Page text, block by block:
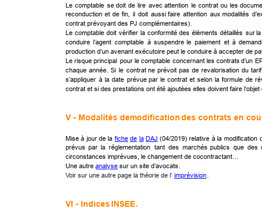
Le comptable se doit de lire avec attention le contrat ou les
reconduction et de fin, il doit aussi faire attention aux modalités
contrat prévoyant des PJ complémentaires).
Le comptable doit vérifier la conformité des éléments détaillés surla
conduire l’agent comptable à suspendre le paiement et à
production d’un avenant exécutoire peut le conduire à accepter de
Le risque principal pour le comptable concernant les contrats d’un
chaque année. Si le contrat ne prévoit pas de revalorisation du tarif
s’appliquer à la date prévue par le contrat et selon la formule de
contrat et si des prestations ont été ajoutées elles doivent faire l’objet
V - Modalités de modification des contrats en
Mise à jour de la fiche de la DAJ (04/2019) relative à la modification
prévus par la réglementation tant des marchés publics que des
circonstances imprévues, le changement de cocontractant…
Une autre analyse sur un site d’avocats.
Voir sur une autre page la théorie de l’ imprévision.
VI - Indices INSEE.